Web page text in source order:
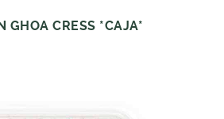
GHOA CRESS *CAJA*